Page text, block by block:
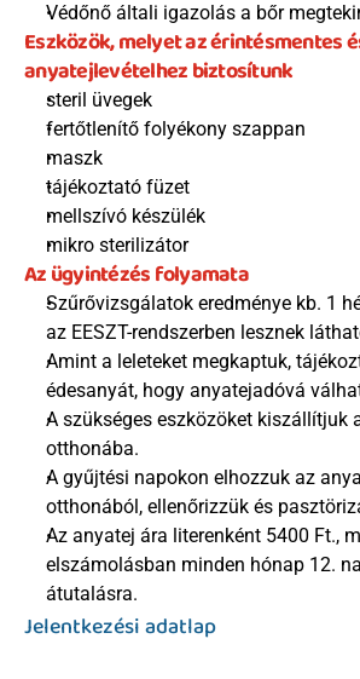
Védőnő általi igazolás a bőr
Eszközök, melyet az érintésmentes
anyatejlevételhez biztosítunk
steril üvegek
fertőtlenítő folyékony szappan
maszk
tájékoztató füzet
mellszívó készülék
mikro sterilizátor
Az ügyintézés folyamata
Szűrővizsgálatok eredménye kb. 1
az EESZT-rendszerben lesznek
Amint a leleteket megkaptuk,
édesanyát, hogy anyatejadóvá
A szükséges eszközöket kiszállítjuk
otthonába.
A gyűjtési napokon elhozzuk az
otthonából, ellenőrizzük és
Az anyatej ára literenként 5400 Ft.,
elszámolásban minden hónap 12.
átutalásra.
Jelentkezési adatlap